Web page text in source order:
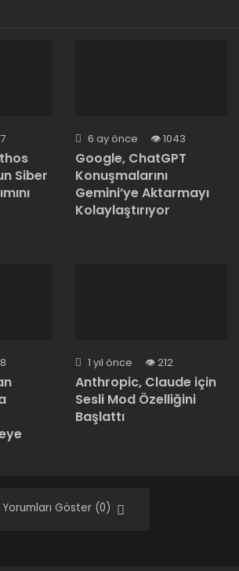
Siber
6 ay önce 1043
Google, ChatGPT
Konuşmalarını
Gemini’ye Aktarmayı
Kolaylaştırıyor
1 yıl önce 212
Anthropic, Claude için
Sesli Mod Özelliğini
Başlattı
Yorumları Göster (0)